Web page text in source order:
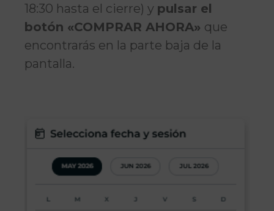
18:30 hasta el cierre) y pulsar el
botón «COMPRAR AHORA» que
encontrarás en la parte baja de la
pantalla.